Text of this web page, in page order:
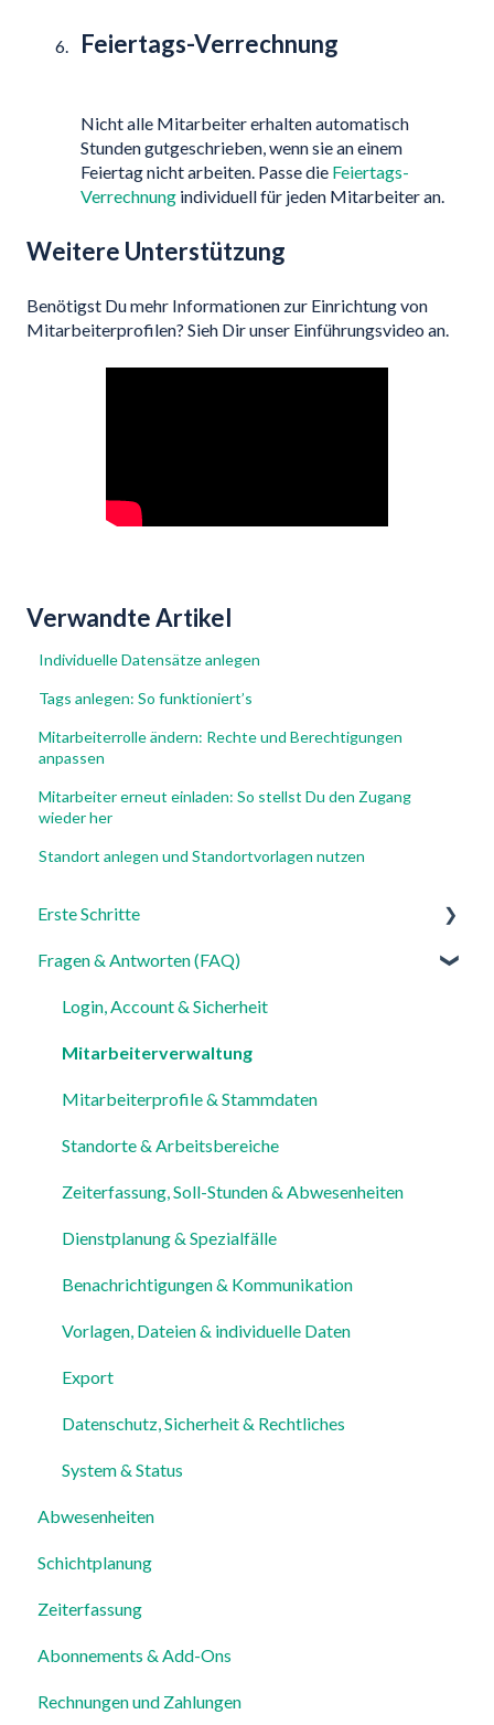
Feiertags-Verrechnung
Nicht alle Mitarbeiter erhalten automatisch
Stunden gutgeschrieben, wenn sie an einem
Feiertag nicht arbeiten. Passe die Feiertags-
Verrechnung individuell für jeden Mitarbeiter an.
Weitere Unterstützung
Benötigst Du mehr Informationen zur Einrichtung von
Mitarbeiterprofilen? Sieh Dir unser Einführungsvideo an.
Verwandte Artikel
Individuelle Datensätze anlegen
Tags anlegen: So funktioniert’s
Mitarbeiterrolle ändern: Rechte und Berechtigungen
anpassen
Mitarbeiter erneut einladen: So stellst Du den Zugang
wieder her
Standort anlegen und Standortvorlagen nutzen
Erste Schritte
Für Admins
Für Mitarbeiter
Einstellungen
Fragen & Antworten (FAQ)
Login, Account & Sicherheit
Mitarbeiterverwaltung
Mitarbeiterprofile & Stammdaten
Standorte & Arbeitsbereiche
Zeiterfassung, Soll-Stunden & Abwesenheiten
Dienstplanung & Spezialfälle
Benachrichtigungen & Kommunikation
Vorlagen, Dateien & individuelle Daten
Export
Datenschutz, Sicherheit & Rechtliches
System & Status
Abwesenheiten
Schichtplanung
Zeiterfassung
Abonnements & Add-Ons
Rechnungen und Zahlungen